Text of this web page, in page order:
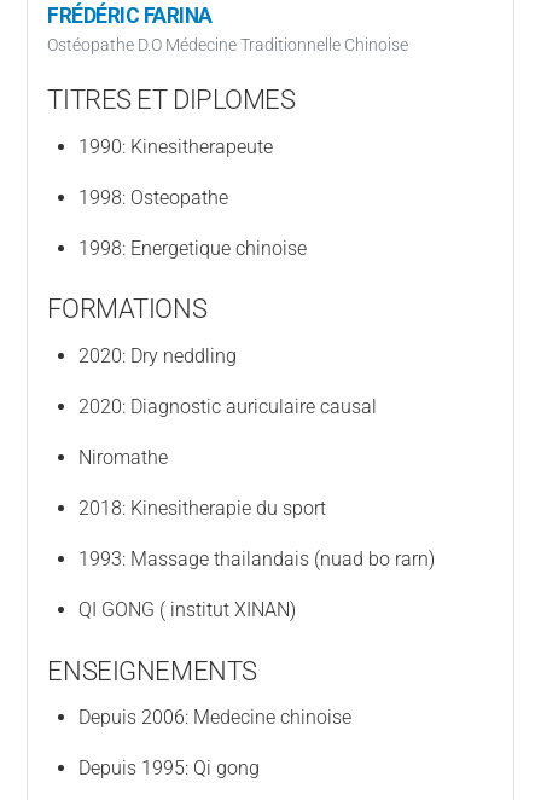
FRÉDÉRIC FARINA
Ostéopathe D.O Médecine Traditionnelle Chinoise
TITRES ET DIPLOMES
1990: Kinesitherapeute
1998: Osteopathe
1998: Energetique chinoise
FORMATIONS
2020: Dry neddling
2020: Diagnostic auriculaire causal
Niromathe
2018: Kinesitherapie du sport
1993: Massage thailandais (nuad bo rarn)
QI GONG ( institut XINAN)
ENSEIGNEMENTS
Depuis 2006: Medecine chinoise
Depuis 1995: Qi gong